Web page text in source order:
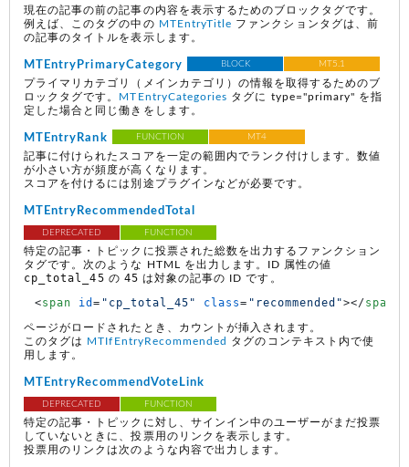
現在の記事の前の記事の内容を表示するためのブロックタグです。
例えば、このタグの中の MTEntryTitle ファンクションタグは、前
の記事のタイトルを表示します。
MTEntryPrimaryCategory BLOCK MT5.1
プライマリカテゴリ（メインカテゴリ）の情報を取得するためのブ
ロックタグです。
MTEntryCategories タグに type="primary" を指
定した場合と同じ働きをします。
MTEntryRank FUNCTION MT4
記事に付けられたスコアを一定の範囲内でランク付けします。数値
が小さい方が頻度が高くなります。
スコアを付けるには別途プラグインなどが必要です。
MTEntryRecommendedTotal
DEPRECATED FUNCTION
特定の記事・トピックに投票された総数を出力するファンクション
タグです。次のような HTML を出力します。ID 属性の値
cp_total_45 の 45 は対象の記事の ID です。
<span id= "cp_total_45" class= "recommended"></span
ページがロードされたとき、カウントが挿入されます。
このタグは
MTIfEntryRecommended
タグのコンテキスト内で使
用します。
MTEntryRecommendVoteLink
DEPRECATED FUNCTION
特定の記事・トピックに対し、サインイン中のユーザーがまだ投票
していないときに、投票用のリンクを表示します。
投票用のリンクは次のような内容で出力します。